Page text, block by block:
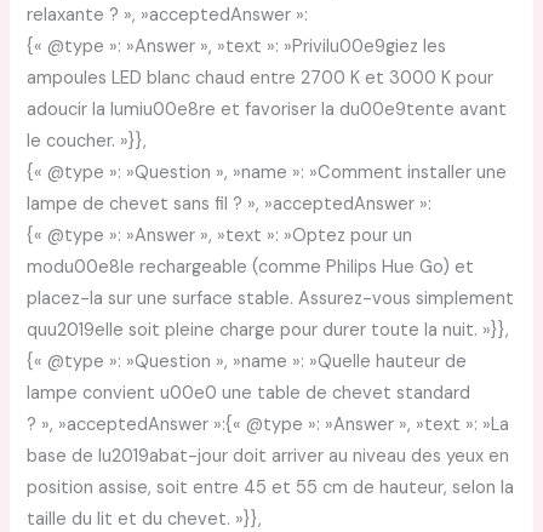
relaxante ? », »acceptedAnswer »:
{« @type »: »Answer », »text »: »Privilu00e9giez les
ampoules LED blanc chaud entre 2700 K et 3000 K pour
adoucir la lumiu00e8re et favoriser la du00e9tente avant
le coucher. »}},
{« @type »: »Question », »name »: »Comment installer une
lampe de chevet sans fil ? », »acceptedAnswer »:
{« @type »: »Answer », »text »: »Optez pour un
modu00e8le rechargeable (comme Philips Hue Go) et
placez-la sur une surface stable. Assurez-vous simplement
quu2019elle soit pleine charge pour durer toute la nuit. »}},
{« @type »: »Question », »name »: »Quelle hauteur de
lampe convient u00e0 une table de chevet standard
? », »acceptedAnswer »:{« @type »: »Answer », »text »: »La
base de lu2019abat-jour doit arriver au niveau des yeux en
position assise, soit entre 45 et 55 cm de hauteur, selon la
taille du lit et du chevet. »}},